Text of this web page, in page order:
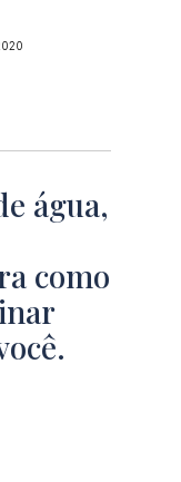
água,
como